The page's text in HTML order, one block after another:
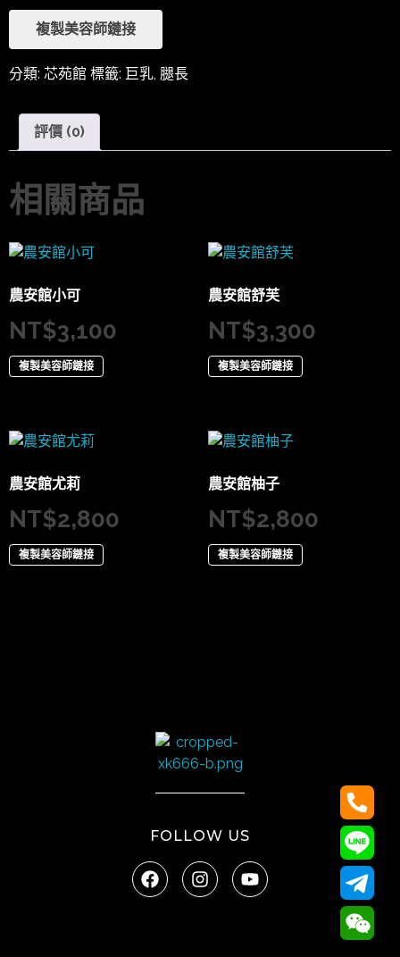
複製美容師鏈接
分類: 芯苑館 標籤: 巨乳, 腿長
評價 (0)
相關商品
農安館小可
NT$3,100
複製美容師鏈接
農安館舒芙
NT$3,300
複製美容師鏈接
農安館尤莉
NT$2,800
複製美容師鏈接
農安館柚子
NT$2,800
複製美容師鏈接
FOLLOW US